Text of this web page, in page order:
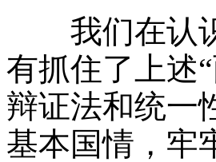
我们在认识
有抓住了上述
辩证法和统一
基本国情，牢